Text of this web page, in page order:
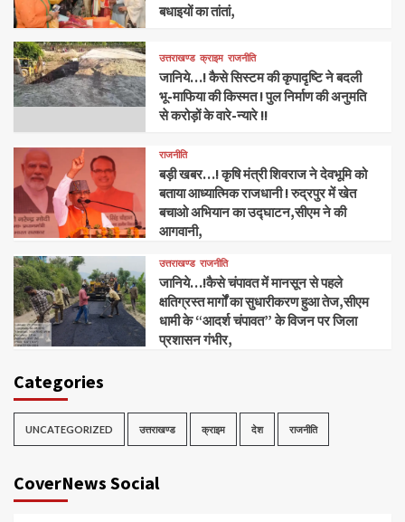
बधाइयों का तांतां,
उत्तराखण्ड क्राइम राजनीति
जानिये…! कैसे सिस्टम की कृपादृष्टि ने बदली
भू-माफिया की किस्मत ! पुल निर्माण की अनुमति
से करोड़ों के वारे-न्यारे !!
राजनीति
बड़ी खबर…! कृषि मंत्री शिवराज ने देवभूमि को
बताया आध्यात्मिक राजधानी ! रुद्रपुर में खेत
बचाओ अभियान का उद्घाटन,सीएम ने की
आगवानी,
उत्तराखण्ड राजनीति
जानिये…!कैसे चंपावत में मानसून से पहले
क्षतिग्रस्त मार्गों का सुधारीकरण हुआ तेज,सीएम
धामी के “आदर्श चंपावत” के विजन पर जिला
प्रशासन गंभीर,
Categories
UNCATEGORIZED उत्तराखण्ड क्राइम देश राजनीति
CoverNews Social